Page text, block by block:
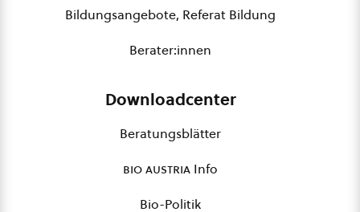
Bildungsangebote, Referat Bildung
Berater:innen
Downloadcenter
Beratungsblätter
bio austria Info
Bio-Politik